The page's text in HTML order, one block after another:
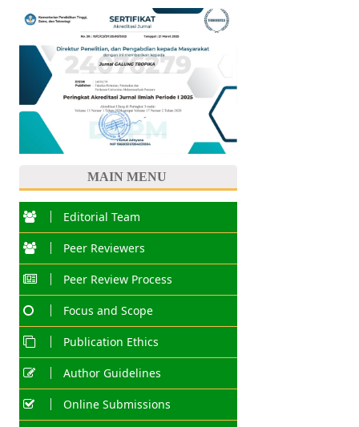
MAIN MENU
Editorial Team
Peer Reviewers
Peer Review Process
Focus and Scope
Publication Ethics
Author Guidelines
Online Submissions